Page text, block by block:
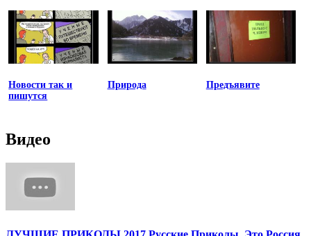
Новости так и
пишутся
Природа Предъявите
Видео